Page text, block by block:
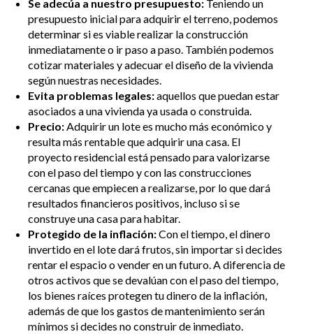
Se adecúa a nuestro presupuesto: Teniendo un
presupuesto inicial para adquirir el terreno, podemos
determinar si es viable realizar la construcción
inmediatamente o ir paso a paso. También podemos
cotizar materiales y adecuar el diseño de la vivienda
según nuestras necesidades.
Evita problemas legales:aquellos que puedan estar
asociados a una vivienda ya usada o construida.
Precio:Adquirir un lote es mucho más económico y
resulta más rentable que adquirir una casa. El
proyecto residencial está pensado para valorizarse
con el paso del tiempo y con las construcciones
cercanas que empiecen a realizarse, por lo que dará
resultados financieros positivos, incluso si se
construye una casa para habitar.
Protegido de la inflación:Con el tiempo, el dinero
invertido en el lote dará frutos, sin importar si decides
rentar el espacio o vender en un futuro. A diferencia de
otros activos que se devalúan con el paso del tiempo,
los bienes raíces protegen tu dinero de la inflación,
además de que los gastos de mantenimiento serán
mínimos si decides no construir de inmediato.